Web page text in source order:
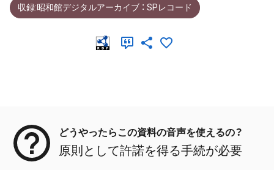
収録:昭和館デジタルアーカイブ ： SPレコード
どうやったらこの資料の音声を使えるの？
原則として許諾を得る手続が必要